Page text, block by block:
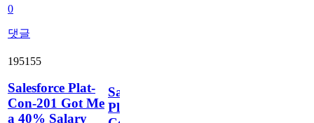
0
댓글
195155
Salesforce Plat-
Con-201 Got Me
a 40% Salary
Salesforce
Plat-